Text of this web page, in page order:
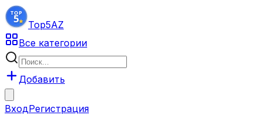
Top5AZ
Все категории
Добавить
ВходРегистрация